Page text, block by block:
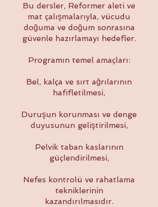
Bu dersler, Reformer aleti ve
mat çalışmalarıyla, vücudu
doğuma ve doğum sonrasına
güvenle hazırlamayı hedefler.
Programın temel amaçları:
Bel, kalça ve sırt ağrılarının
hafifletilmesi,
Duruşun korunması ve denge
duyusunun geliştirilmesi,
Pelvik taban kaslarının
güçlendirilmesi,
Nefes kontrolü ve rahatlama
tekniklerinin
kazandırılmasıdır.